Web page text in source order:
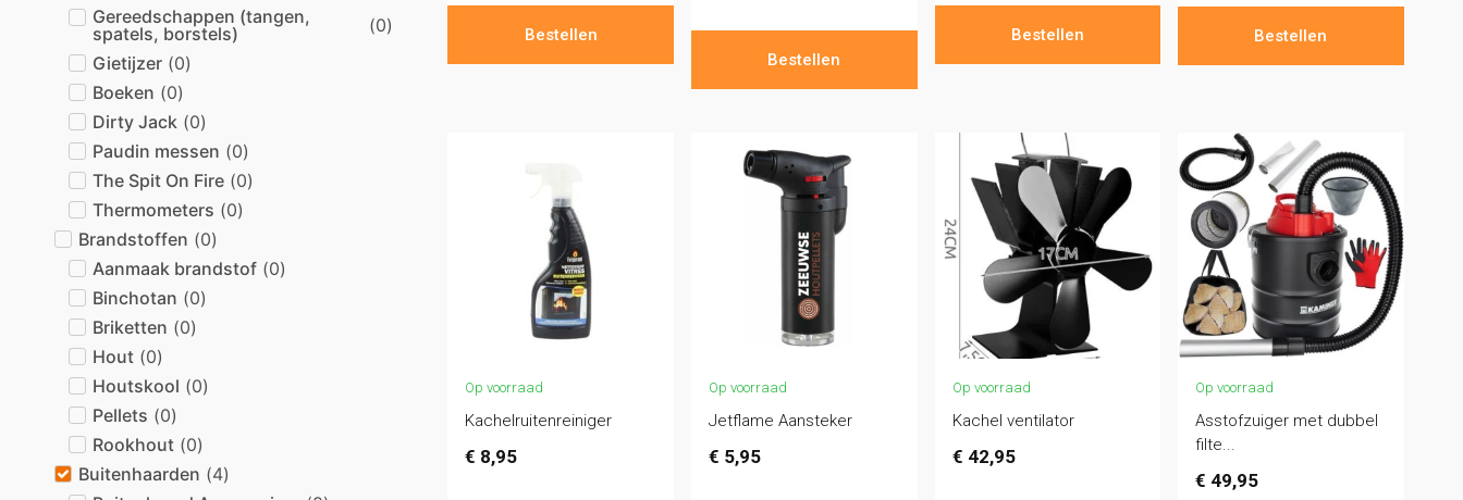
Gereedschappen (tangen,
spatels, borstels)
(0)
Gietijzer (0)
Boeken (0)
Dirty Jack (0)
Paudin messen (0)
The Spit On Fire (0)
Thermometers (0)
Brandstoffen (0)
Aanmaak brandstof (0)
Binchotan (0)
Briketten (0)
Hout (0)
Houtskool (0)
Pellets (0)
Rookhout (0)
Buitenhaarden (4)
Bestellen
Bestellen
Bestellen Bestellen
Op voorraad
Kachelruitenreiniger
€ 8,95
Op voorraad
Jetflame Aansteker
€ 5,95
Op voorraad
Kachel ventilator
€ 42,95
Op voorraad
Asstofzuiger met dubbel
filte...
€ 49,95